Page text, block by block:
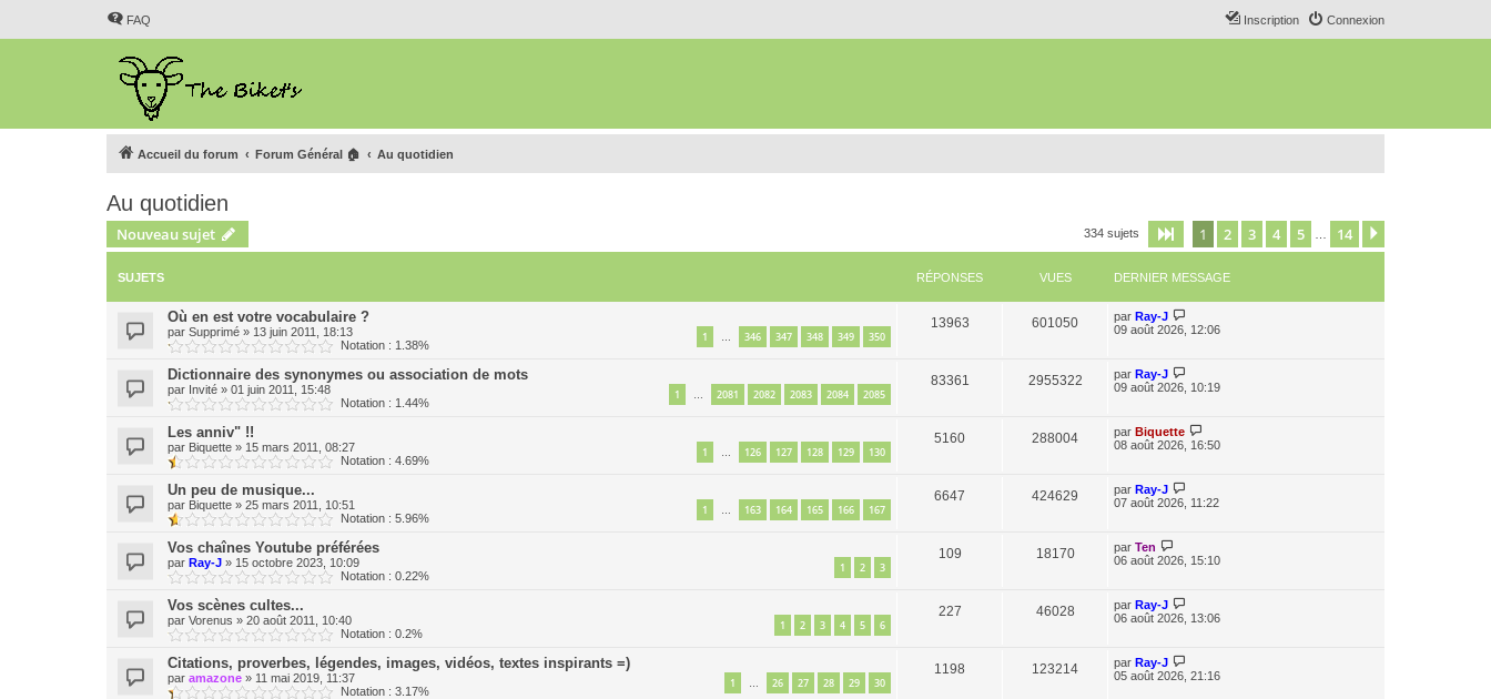
FAQ Connexion
Inscription
Accueil du forum Forum Général 🏠 Au quotidien
Au quotidien
Nouveau sujet 334 sujets Page sur14
1 2 3 4 5 14
SUJETS RÉPONSES VUES DERNIER MESSAGE
Où en est votre vocabulaire ?
par Supprimé » 13 juin 2011, 18:13 1 … 346 347 348 349 350
Notation : 1.38%
13963 601050 par Ray-J
09 août 2026, 12:06
Dictionnaire des synonymes ou association de mots
par Invité » 01 juin 2011, 15:48 1 … 2081 2082 2083 2084 2085
Notation : 1.44%
83361 2955322 par Ray-J
09 août 2026, 10:19
Les anniv" !!
par Biquette » 15 mars 2011, 08:27 1 … 126 127 128 129 130
Notation : 4.69%
5160 288004 par Biquette
08 août 2026, 16:50
Un peu de musique...
par Biquette » 25 mars 2011, 10:51 1 … 163 164 165 166 167
Notation : 5.96%
6647 424629 par Ray-J
07 août 2026, 11:22
Vos chaînes Youtube préférées
par Ray-J » 15 octobre 2023, 10:09 1 2 3
Notation : 0.22%
109 18170 par Ten
06 août 2026, 15:10
Vos scènes cultes...
par Vorenus » 20 août 2011, 10:40 1 2 3 4 5 6
Notation : 0.2%
227 46028 par Ray-J
06 août 2026, 13:06
Citations, proverbes, légendes, images, vidéos, textes inspirants =)
par amazone » 11 mai 2019, 11:37 1 … 26 27 28 29 30
Notation : 3.17%
1198 123214 par Ray-J
05 août 2026, 21:16